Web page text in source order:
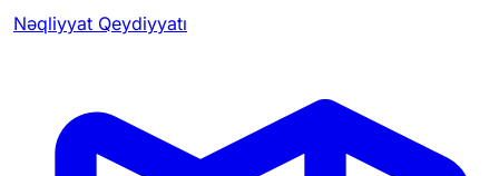
Nəqliyyat Qeydiyyatı